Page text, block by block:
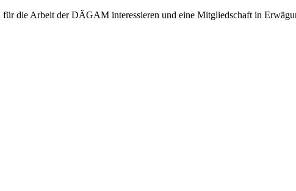
die Arbeit der DÄGAM interessieren und eine Mitgliedschaft in